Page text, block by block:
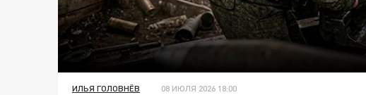
ИЛЬЯ ГОЛОВНЁВ 08 ИЮЛЯ 2026 18:00